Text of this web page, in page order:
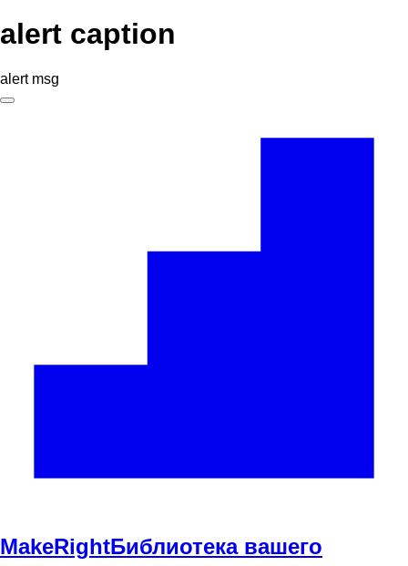
alert caption
alert msg
MakeRightБиблиотека вашего